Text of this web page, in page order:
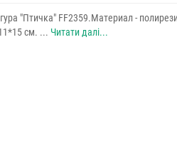
"Птичка" FF2359.Материал -
см. ... Читати далі...